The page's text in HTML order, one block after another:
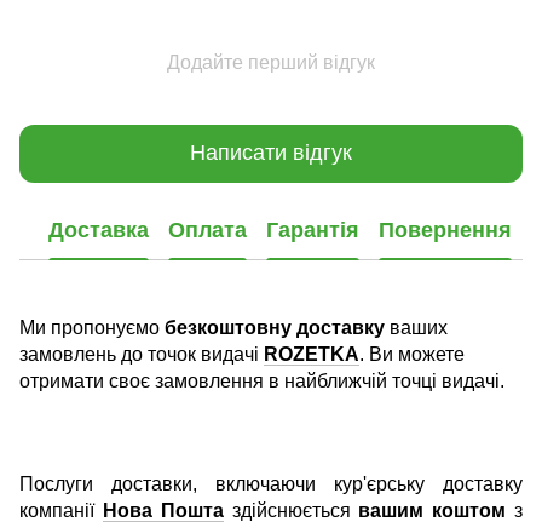
Додайте перший відгук
Написати відгук
Доставка Оплата Гарантія Повернення
Ми пропонуємо безкоштовну доставку ваших
замовлень до точок видачі ROZETKA. Ви можете
отримати своє замовлення в найближчій точці видачі.
Послуги доставки, включаючи кур'єрську доставку
компанії Нова Поштаздійснюється вашим коштом з